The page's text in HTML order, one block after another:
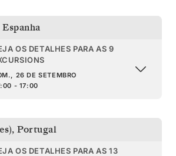
Espanha
OS DETALHES PARA AS 9
26 DE SETEMBRO
- 17:00
, Portugal
OS DETALHES PARA AS 13